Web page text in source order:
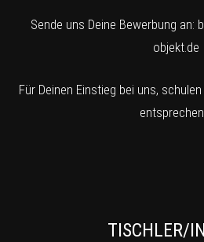
Sende uns Deine Bewerbung an:
objekt.de
Für Deinen Einstieg bei uns,
TISCHLER/